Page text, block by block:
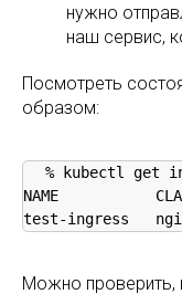
нужно
наш сервис,
Посмотреть
образом:
% kubectl get
NAME
test-ingress
Можно проверить,